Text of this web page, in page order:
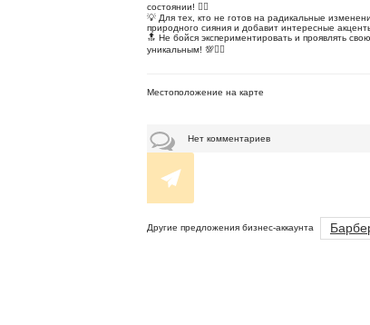
состоянии! 💇‍♂
💡 Для тех, кто не готов на радикальные
природного сияния и добавит интересные
🔝 Не бойся экспериментировать и проявлять
уникальным! 💯💇‍♂
Местоположение на карте
Нет комментариев
Другие предложения бизнес-аккаунта